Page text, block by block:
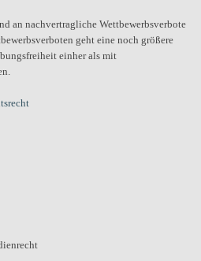
an nachvertragliche Wettbewerbsverbote
geht eine noch größere
einher als mit